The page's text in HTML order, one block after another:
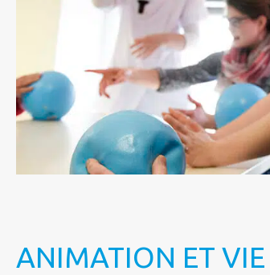
ANIMATION ET VIE